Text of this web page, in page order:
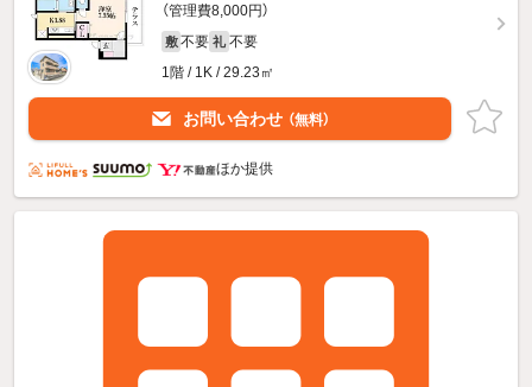
（管理費8,000円）
敷 不要 礼 不要
1階 / 1K / 29.23㎡
お問い合わせ （無料）
ほか提供